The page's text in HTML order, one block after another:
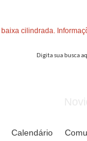
Calendário